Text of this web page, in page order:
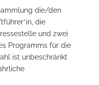
die/den
die
und zwei
Programms für die
ist unbeschränkt